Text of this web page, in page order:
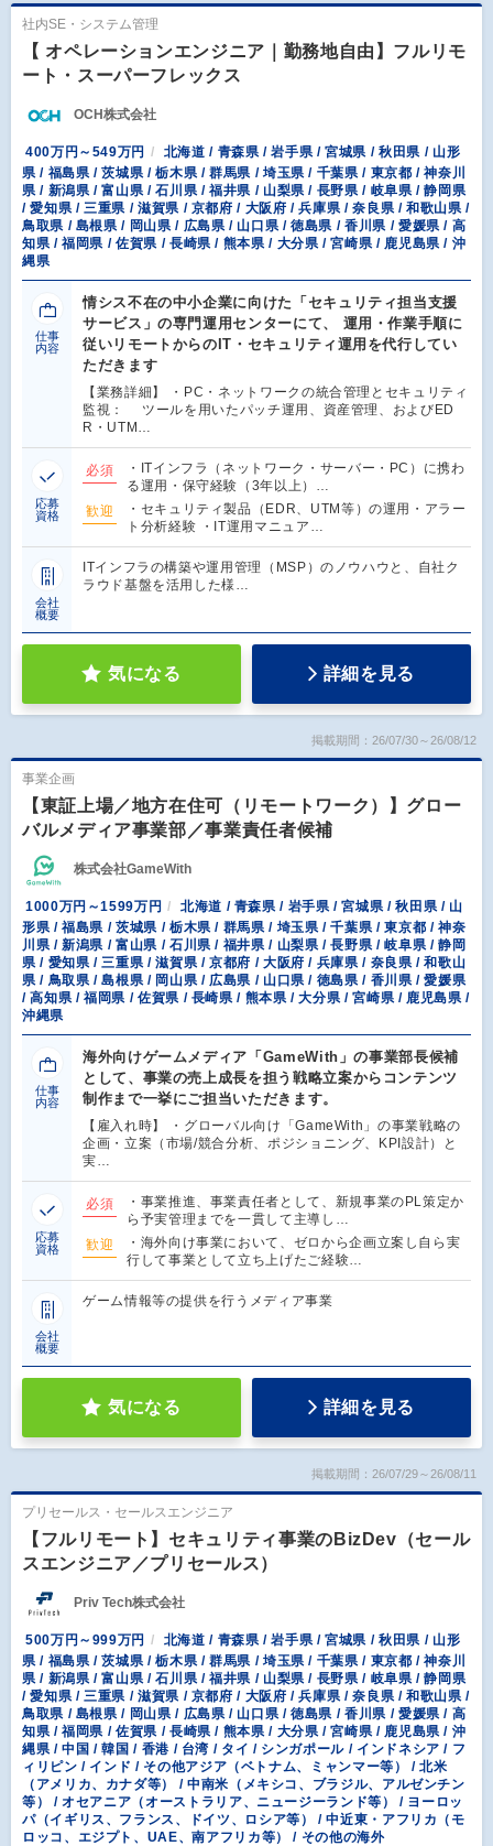
社内SE・システム管理
【 オペレーションエンジニア｜勤務地自由】フルリモ
ート・スーパーフレックス
OCH株式会社
400万円～549万円
北海道 / 青森県 / 岩手県 / 宮城県 / 秋田県 / 山形
県 / 福島県 / 茨城県 / 栃木県 / 群馬県 / 埼玉県 / 千葉県 / 東京都 / 神奈川
県 / 新潟県 / 富山県 / 石川県 / 福井県 / 山梨県 / 長野県 / 岐阜県 / 静岡県
/ 愛知県 / 三重県 / 滋賀県 / 京都府 / 大阪府 / 兵庫県 / 奈良県 / 和歌山県 /
鳥取県 / 島根県 / 岡山県 / 広島県 / 山口県 / 徳島県 / 香川県 / 愛媛県 / 高
知県 / 福岡県 / 佐賀県 / 長崎県 / 熊本県 / 大分県 / 宮崎県 / 鹿児島県 / 沖
縄県
仕事
内容
情シス不在の中小企業に向けた「セキュリティ担当支援
サービス」の専門運用センターにて、 運用・作業手順に
従いリモートからのIT・セキュリティ運用を代行してい
ただきます
【業務詳細】 ・PC・ネットワークの統合管理とセキュリティ
監視： ツールを用いたパッチ運用、資産管理、およびED
R・UTM…
応募
資格
必須
・ITインフラ（ネットワーク・サーバー・PC）に携わ
る運用・保守経験（3年以上）…
歓迎
・セキュリティ製品（EDR、UTM等）の運用・アラー
ト分析経験 ・IT運用マニュア…
会社
概要
ITインフラの構築や運用管理（MSP）のノウハウと、自社ク
ラウド基盤を活用した様…
気になる 詳細を見る
掲載期間：26/07/30～26/08/12
事業企画
【東証上場／地方在住可（リモートワーク）】グロー
バルメディア事業部／事業責任者候補
株式会社GameWith
1000万円～1599万円
北海道 / 青森県 / 岩手県 / 宮城県 / 秋田県 / 山
形県 / 福島県 / 茨城県 / 栃木県 / 群馬県 / 埼玉県 / 千葉県 / 東京都 / 神奈
川県 / 新潟県 / 富山県 / 石川県 / 福井県 / 山梨県 / 長野県 / 岐阜県 / 静岡
県 / 愛知県 / 三重県 / 滋賀県 / 京都府 / 大阪府 / 兵庫県 / 奈良県 / 和歌山
県 / 鳥取県 / 島根県 / 岡山県 / 広島県 / 山口県 / 徳島県 / 香川県 / 愛媛県
/ 高知県 / 福岡県 / 佐賀県 / 長崎県 / 熊本県 / 大分県 / 宮崎県 / 鹿児島県 /
沖縄県
仕事
内容
海外向けゲームメディア「GameWith」の事業部長候補
として、事業の売上成長を担う戦略立案からコンテンツ
制作まで一挙にご担当いただきます。
【雇入れ時】 ・グローバル向け「GameWith」の事業戦略の
企画・立案（市場/競合分析、ポジショニング、KPI設計）と
実…
応募
資格
必須
・事業推進、事業責任者として、新規事業のPL策定か
ら予実管理までを一貫して主導し…
歓迎
・海外向け事業において、ゼロから企画立案し自ら実
行して事業として立ち上げたご経験…
会社
概要
ゲーム情報等の提供を行うメディア事業
気になる 詳細を見る
掲載期間：26/07/29～26/08/11
プリセールス・セールスエンジニア
【フルリモート】セキュリティ事業のBizDev（セール
スエンジニア／プリセールス）
Priv Tech株式会社
500万円～999万円
北海道 / 青森県 / 岩手県 / 宮城県 / 秋田県 / 山形
県 / 福島県 / 茨城県 / 栃木県 / 群馬県 / 埼玉県 / 千葉県 / 東京都 / 神奈川
県 / 新潟県 / 富山県 / 石川県 / 福井県 / 山梨県 / 長野県 / 岐阜県 / 静岡県
/ 愛知県 / 三重県 / 滋賀県 / 京都府 / 大阪府 / 兵庫県 / 奈良県 / 和歌山県 /
鳥取県 / 島根県 / 岡山県 / 広島県 / 山口県 / 徳島県 / 香川県 / 愛媛県 / 高
知県 / 福岡県 / 佐賀県 / 長崎県 / 熊本県 / 大分県 / 宮崎県 / 鹿児島県 / 沖
縄県 / 中国 / 韓国 / 香港 / 台湾 / タイ / シンガポール / インドネシア / フ
ィリピン / インド / その他アジア（ベトナム、ミャンマー等） / 北米
（アメリカ、カナダ等） / 中南米（メキシコ、ブラジル、アルゼンチン
等） / オセアニア（オーストラリア、ニュージーランド等） / ヨーロッ
パ（イギリス、フランス、ドイツ、ロシア等） / 中近東・アフリカ（モ
ロッコ、エジプト、UAE、南アフリカ等） / その他の海外